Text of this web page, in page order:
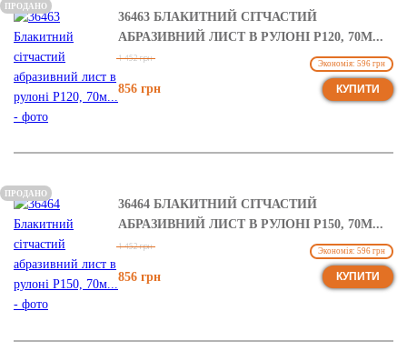
36463 БЛАКИТНИЙ СІТЧАСТИЙ
АБРАЗИВНИЙ ЛИСТ В РУЛОНІ Р120, 70М...
1 452 грн Экономія: 596 грн
856 грн КУПИТИ
ПРОДАНО
36464 БЛАКИТНИЙ СІТЧАСТИЙ
АБРАЗИВНИЙ ЛИСТ В РУЛОНІ Р150, 70М...
1 452 грн Экономія: 596 грн
856 грн КУПИТИ
ПРОДАНО